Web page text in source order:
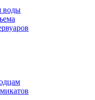
воды